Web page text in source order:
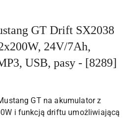
GT Drift SX2038
24V/7Ah,
USB, pasy - [8289]
GT na akumulator z
i funkcją driftu umożliwiającą